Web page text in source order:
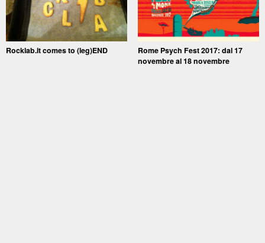
Rocklab.it comes to (leg)END
Rome Psych Fest 2017: dal 17
novembre al 18 novembre